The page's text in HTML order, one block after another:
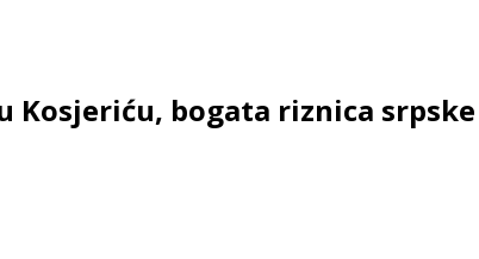
Kosjeriću, bogata riznica